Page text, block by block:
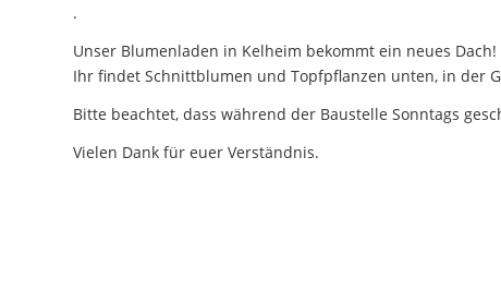
.
Unser Blumenladen in Kelheim bekommt ein neues
Ihr findet Schnittblumen und Topfpflanzen unten, in der
Bitte beachtet, dass während der Baustelle Sonntags
Vielen Dank für euer Verständnis.